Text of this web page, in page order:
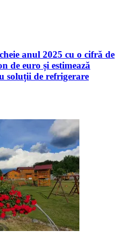
anul 2025 cu o cifră de
de euro și estimează
soluții de refrigerare